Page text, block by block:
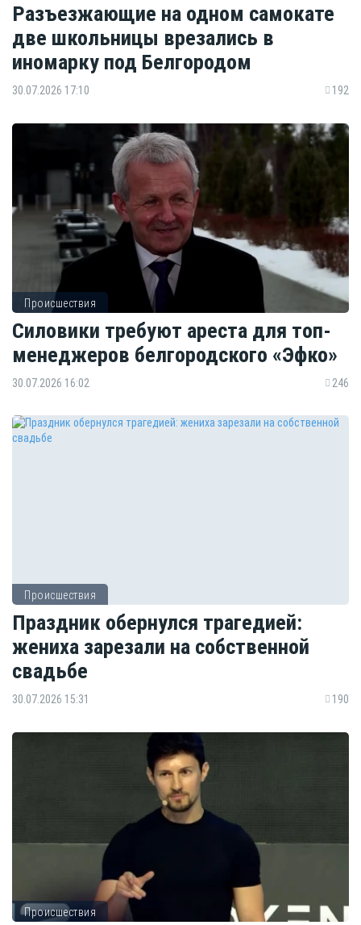
Разъезжающие на одном самокате
две школьницы врезались в
иномарку под Белгородом
30.07.2026 17:10 192
Происшествия
Силовики требуют ареста для топ-
менеджеров белгородского «Эфко»
30.07.2026 16:02 246
Происшествия
Праздник обернулся трагедией:
жениха зарезали на собственной
свадьбе
30.07.2026 15:31 190
Происшествия